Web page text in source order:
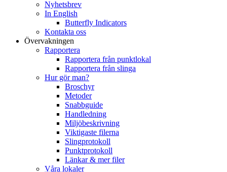
Nyhetsbrev
In English
Butterfly Indicators
Kontakta oss
Övervakningen
Rapportera
Rapportera från punktlokal
Rapportera från slinga
Hur gör man?
Broschyr
Metoder
Snabbguide
Handledning
Miljöbeskrivning
Viktigaste filerna
Slingprotokoll
Punktprotokoll
Länkar & mer filer
Våra lokaler